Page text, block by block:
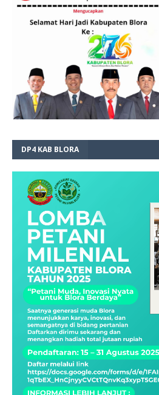
DP4 KAB BLORA